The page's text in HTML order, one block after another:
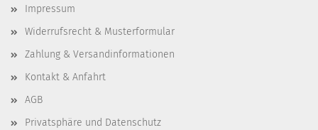
Impressum
Widerrufsrecht & Musterformular
Zahlung & Versandinformationen
Kontakt & Anfahrt
AGB
Privatsphäre und Datenschutz